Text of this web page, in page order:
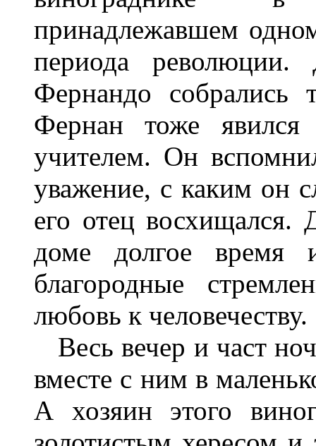
принадлежавшем
периода
Фернандо собрались
Фернан тоже
учителем. Он
уважение, с каким он
его отец
доме долгое
благородные
любовь к человечеству.
Весь вечер и част
вместе с ним в
А хозяин этого